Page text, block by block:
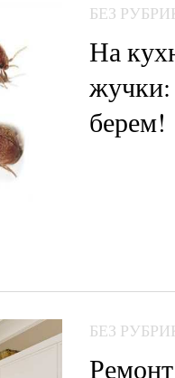
БЕЗ
На
берем!
БЕЗ